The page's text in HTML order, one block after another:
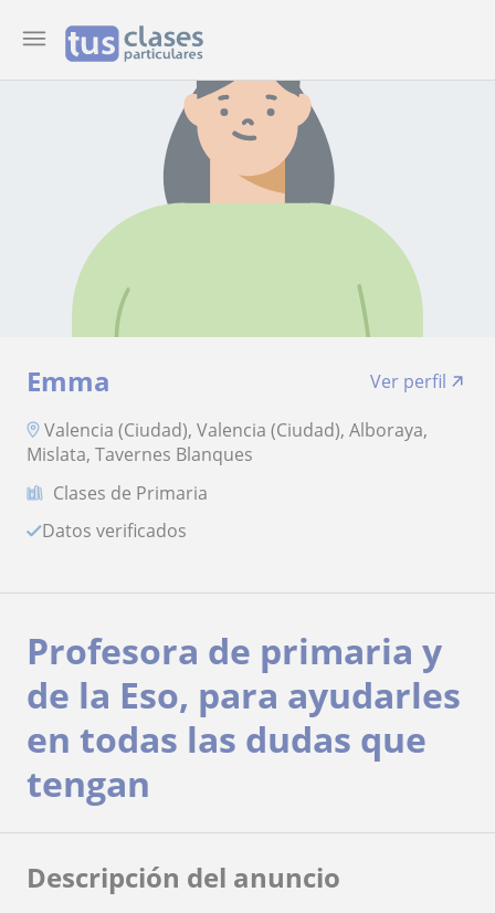
Emma
Ver perfil
Valencia (Ciudad), Valencia (Ciudad), Alboraya,
Mislata, Tavernes Blanques
Clases de Primaria
Datos verificados
Profesora de primaria y
de la Eso, para ayudarles
en todas las dudas que
tengan
Descripción del anuncio